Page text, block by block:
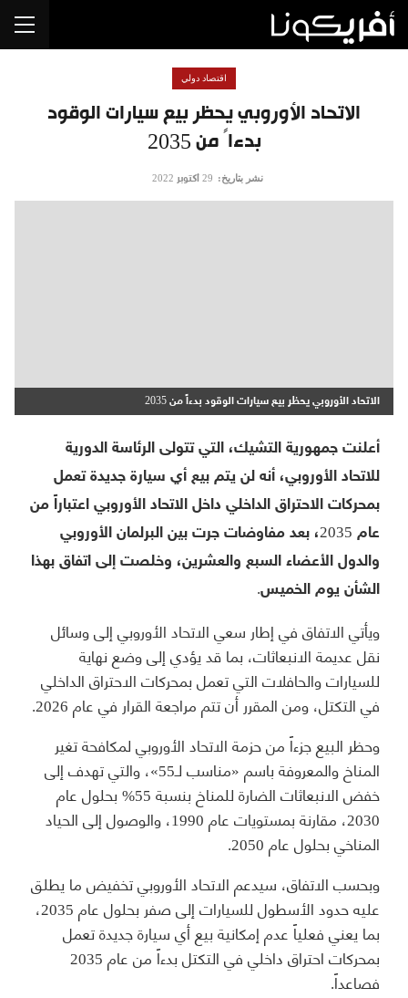
الاتحاد الأوروبي يحظر بيع سيارات الوقود
بدءاً من 2035
اقتصاد دولي
نشر بتاريخ: 29 أكتوبر 2022
الاتحاد الأوروبي يحظر بيع سيارات الوقود بدءاً من 2035
أعلنت جمهورية التشيك، التي تتولى الرئاسة الدورية
للاتحاد الأوروبي، أنه لن يتم بيع أي سيارة جديدة تعمل
بمحركات الاحتراق الداخلي داخل الاتحاد الأوروبي اعتباراً من
عام 2035، بعد مفاوضات جرت بين البرلمان الأوروبي
والدول الأعضاء السبع والعشرين، وخلصت إلى اتفاق بهذا
الشأن يوم الخميس.
ويأتي الاتفاق في إطار سعي الاتحاد الأوروبي إلى وسائل
نقل عديمة الانبعاثات، بما قد يؤدي إلى وضع نهاية
للسيارات والحافلات التي تعمل بمحركات الاحتراق الداخلي
في التكتل، ومن المقرر أن تتم مراجعة القرار في عام 2026.
وحظر البيع جزءاً من حزمة الاتحاد الأوروبي لمكافحة تغير
المناخ والمعروفة باسم «مناسب لـ55»، والتي تهدف إلى
خفض الانبعاثات الضارة للمناخ بنسبة 55% بحلول عام
2030، مقارنة بمستويات عام 1990، والوصول إلى الحياد
المناخي بحلول عام 2050.
وبحسب الاتفاق، سيدعم الاتحاد الأوروبي تخفيض ما يطلق
عليه حدود الأسطول للسيارات إلى صفر بحلول عام 2035،
بما يعني فعلياً عدم إمكانية بيع أي سيارة جديدة تعمل
بمحركات احتراق داخلي في التكتل بدءاً من عام 2035
فصاعداً.